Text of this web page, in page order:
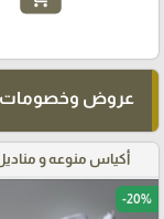
عروض وخصومات
أكياس منوعه و
-20%